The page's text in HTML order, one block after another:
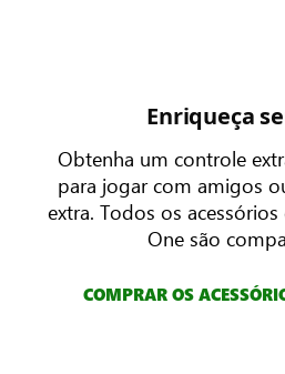
Enriqueça
Obtenha um controle
para jogar com amigos
extra. Todos os
One são
COMPRAR OS